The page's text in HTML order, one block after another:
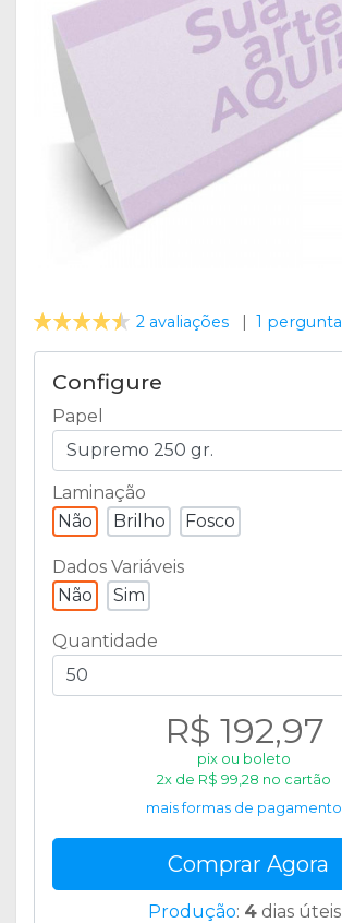
2 avaliações | 1 pergunta
Configure
Papel
Supremo 250 gr.
Laminação
Não
Brilho Fosco
Dados Variáveis
Não
Sim
Quantidade
50
R$ 192,97
pix ou boleto
2x de R$ 99,28 no cartão
mais formas de pagamento
Comprar Agora
Produção: 4dias úteis